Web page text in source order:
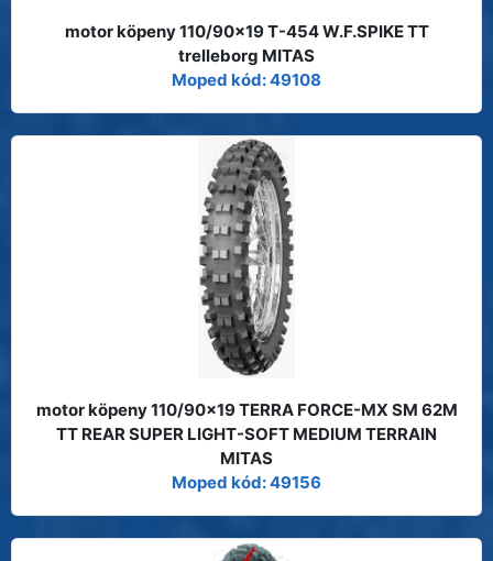
motor köpeny 110/90x19 T-454 W.F.SPIKE TT
trelleborg MITAS
Moped kód: 49108
motor köpeny 110/90x19 TERRA FORCE-MX SM 62M
TT REAR SUPER LIGHT-SOFT MEDIUM TERRAIN
MITAS
Moped kód: 49156